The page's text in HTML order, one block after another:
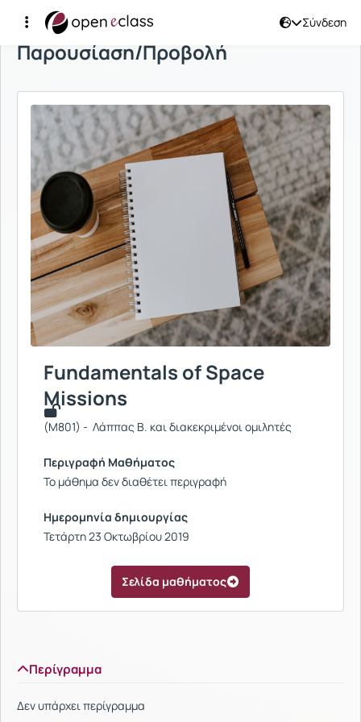
Σύνδεση
Παρουσίαση/Προβολή
Fundamentals of Space
Missions
(M801) - Λάππας Β. και διακεκριμένοι ομιλητές
Περιγραφή Μαθήματος
Το μάθημα δεν διαθέτει περιγραφή
Ημερομηνία δημιουργίας
Τετάρτη 23 Οκτωβρίου 2019
Σελίδα μαθήματος
Περίγραμμα
Δεν υπάρχει περίγραμμα